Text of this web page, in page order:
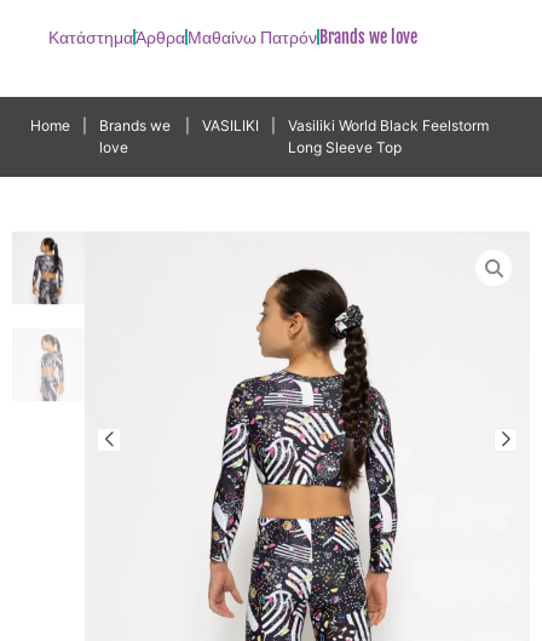
ΚατάστημαΆρθραΜαθαίνω Πατρόν Brands we love
Home
Brands we
love
VASILIKI
Vasiliki World Black Feelstorm
Long Sleeve Top